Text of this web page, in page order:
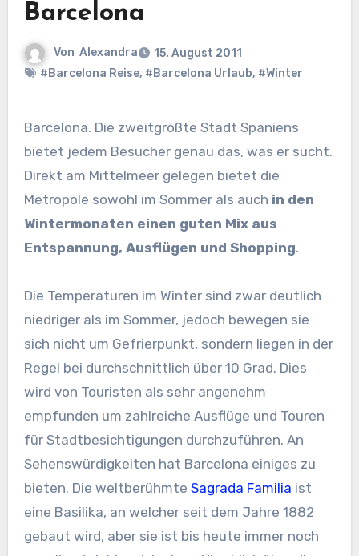
Barcelona
Von Alexandra
15. August 2011
#Barcelona Reise, #Barcelona Urlaub, #Winter
Barcelona. Die zweitgrößte Stadt Spaniens
bietet jedem Besucher genau das, was er sucht.
Direkt am Mittelmeer gelegen bietet die
Metropole sowohl im Sommer als auch in den
Wintermonaten einen guten Mix aus
Entspannung, Ausflügen und Shopping.
Die Temperaturen im Winter sind zwar deutlich
niedriger als im Sommer, jedoch bewegen sie
sich nicht um Gefrierpunkt, sondern liegen in der
Regel bei durchschnittlich über 10 Grad. Dies
wird von Touristen als sehr angenehm
empfunden um zahlreiche Ausflüge und Touren
für Stadtbesichtigungen durchzuführen. An
Sehenswürdigkeiten hat Barcelona einiges zu
bieten. Die weltberühmte Sagrada Familia ist
eine Basilika, an welcher seit dem Jahre 1882
gebaut wird, aber sie ist bis heute immer noch